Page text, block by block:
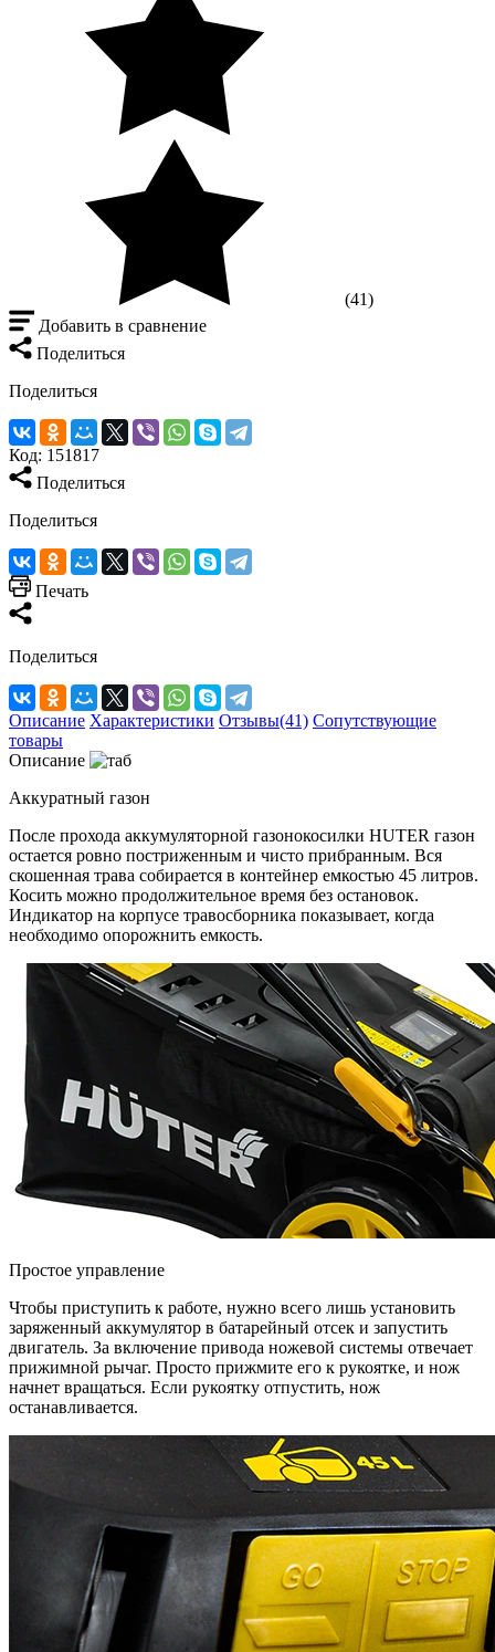
(41)
Добавить в сравнение
Поделиться
Поделиться
Код: 151817
Поделиться
Поделиться
Печать
Поделиться
Описание Характеристики Отзывы(41) Сопутствующие
товары
Описание
Аккуратный газон
После прохода аккумуляторной газонокосилки HUTER газон
остается ровно постриженным и чисто прибранным. Вся
скошенная трава собирается в контейнер емкостью 45 литров.
Косить можно продолжительное время без остановок.
Индикатор на корпусе травосборника показывает, когда
необходимо опорожнить емкость.
Простое управление
Чтобы приступить к работе, нужно всего лишь установить
заряженный аккумулятор в батарейный отсек и запустить
двигатель. За включение привода ножевой системы отвечает
прижимной рычаг. Просто прижмите его к рукоятке, и нож
начнет вращаться. Если рукоятку отпустить, нож
останавливается.